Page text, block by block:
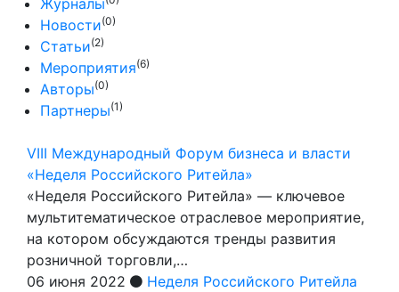
Новости(0)
Статьи(2)
Мероприятия(6)
Авторы(0)
Партнеры(1)
VIII Международный Форум бизнеса и власти
«Неделя Российского Ритейла»
«Неделя Российского Ритейла» — ключевое
мультитематическое отраслевое мероприятие,
на котором обсуждаются тренды развития
розничной торговли,…
06 июня 2022
Неделя Российского Ритейла